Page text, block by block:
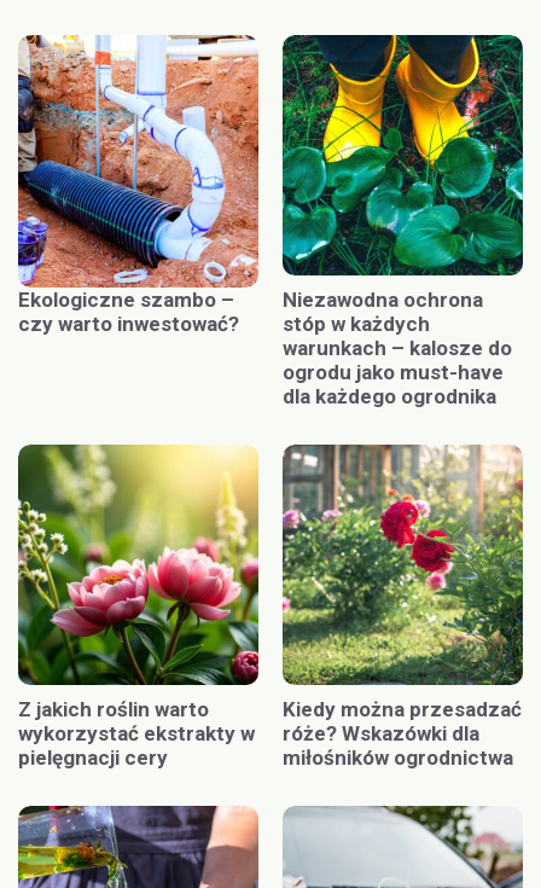
Ekologiczne szambo –
czy warto inwestować?
Niezawodna ochrona
stóp w każdych
warunkach – kalosze do
ogrodu jako must-have
dla każdego ogrodnika
Z jakich roślin warto
wykorzystać ekstrakty w
pielęgnacji cery
Kiedy można przesadzać
róże? Wskazówki dla
miłośników ogrodnictwa